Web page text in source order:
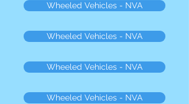
Wheeled Vehicles - NVA
Wheeled Vehicles - NVA
Wheeled Vehicles - NVA
Wheeled Vehicles - NVA